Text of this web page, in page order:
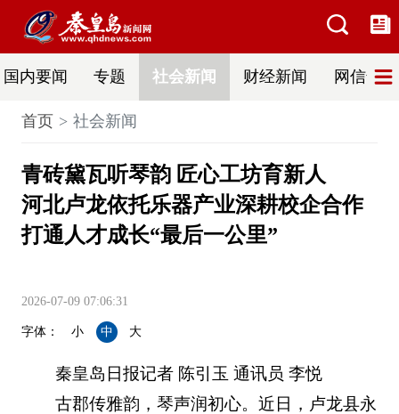
国内要闻 专题 社会新闻 财经新闻 网信普法
首页 社会新闻
青砖黛瓦听琴韵 匠心工坊育新人
河北卢龙依托乐器产业深耕校企合作
打通人才成长“最后一公里”
2026-07-09 07:06:31
字体： 小 中 大
秦皇岛日报记者 陈引玉 通讯员 李悦
古郡传雅韵，琴声润初心。近日，卢龙县永